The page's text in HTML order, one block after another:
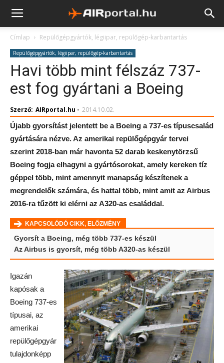
Címlap Repülőgépgyártók, légiipar, repülőgép-karbantartás
Repülőgépgyártók, légiipar, repülőgép-karbantartás
Havi több mint félszáz 737-
est fog gyártani a Boeing
Szerző: AIRportal.hu - 2014.10.02.
Újabb gyorsítást jelentett be a Boeing a 737-es típuscsalád
gyártására nézve. Az amerikai repülőgépgyár tervei
szerint 2018-ban már havonta 52 darab keskenytörzsű
Boeing fogja elhagyni a gyártósorokat, amely kereken tíz
géppel több, mint amennyit manapság készítenek a
megrendelők számára, és hattal több, mint amit az Airbus
2016-ra tűzött ki elérni az A320-as családdal.
KAPCSOLÓDÓ CIKK, ELŐZMÉNY
Gyorsít a Boeing, még több 737-es készül
Az Airbus is gyorsít, még több A320-as készül
Igazán
kapósak a
Boeing 737-es
típusai, az
amerikai
repülőgépgyár
tulajdonképp